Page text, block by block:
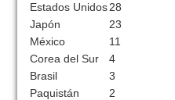
Estados Unidos28
Japón
23
México
11
Corea del Sur
4
Brasil
3
Paquistán
2